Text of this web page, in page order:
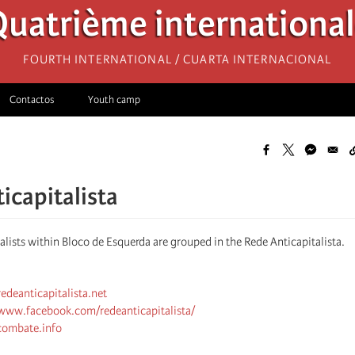
Fourth International / Cuarta Internacional
Contactos Youth camp
within Bloco de Esquerda are grouped in the Rede Anticapitalista.
redeanticapitalista/